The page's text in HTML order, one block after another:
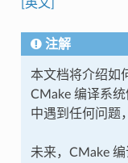
[英文]
注解
本文档将介绍如
CMake 编译系
中遇到任何问题
未来，CMake